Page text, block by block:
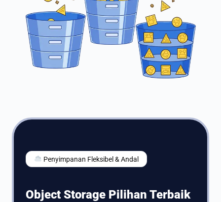
Penyimpanan Fleksibel & Andal
Object Storage Pilihan Terbaik